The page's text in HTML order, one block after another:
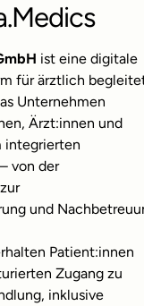
ist eine digitale
für ärztlich
Unternehmen
Ärzt:innen und
integrierten
von der
und
Patient:innen
Zugang zu
inklusive